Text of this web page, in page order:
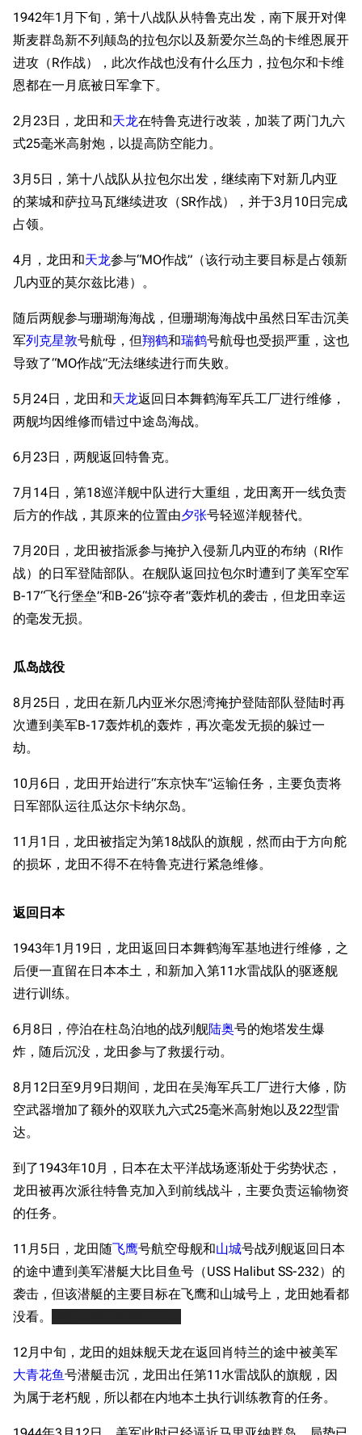
1942年1月下旬，第十八战队从特鲁克出发，南下展开对俾
斯麦群岛新不列颠岛的拉包尔以及新爱尔兰岛的卡维恩展开
进攻（R作战），此次作战也没有什么压力，拉包尔和卡维
恩都在一月底被日军拿下。
2月23日，龙田和天龙在特鲁克进行改装，加装了两门九六
式25毫米高射炮，以提高防空能力。
3月5日，第十八战队从拉包尔出发，继续南下对新几内亚
的莱城和萨拉马瓦继续进攻（SR作战），并于3月10日完成
占领。
4月，龙田和天龙参与“MO作战”（该行动主要目标是占领新
几内亚的莫尔兹比港）。
随后两舰参与珊瑚海海战，但珊瑚海海战中虽然日军击沉美
军列克星敦号航母，但翔鹤和瑞鹤号航母也受损严重，这也
导致了“MO作战”无法继续进行而失败。
5月24日，龙田和天龙返回日本舞鹤海军兵工厂进行维修，
两舰均因维修而错过中途岛海战。
6月23日，两舰返回特鲁克。
7月14日，第18巡洋舰中队进行大重组，龙田离开一线负责
后方的作战，其原来的位置由夕张号轻巡洋舰替代。
7月20日，龙田被指派参与掩护入侵新几内亚的布纳（RI作
战）的日军登陆部队。在舰队返回拉包尔时遭到了美军空军
B-17“飞行堡垒”和B-26“掠夺者”轰炸机的袭击，但龙田幸运
的毫发无损。
瓜岛战役
8月25日，龙田在新几内亚米尔恩湾掩护登陆部队登陆时再
次遭到美军B-17轰炸机的轰炸，再次毫发无损的躲过一
劫。
10月6日，龙田开始进行“东京快车”运输任务，主要负责将
日军部队运往瓜达尔卡纳尔岛。
11月1日，龙田被指定为第18战队的旗舰，然而由于方向舵
的损坏，龙田不得不在特鲁克进行紧急维修。
返回日本
1943年1月19日，龙田返回日本舞鹤海军基地进行维修，之
后便一直留在日本本土，和新加入第11水雷战队的驱逐舰
进行训练。
6月8日，停泊在柱岛泊地的战列舰陆奥号的炮塔发生爆
炸，随后沉没，龙田参与了救援行动。
8月12日至9月9日期间，龙田在吴海军兵工厂进行大修，防
空武器增加了额外的双联九六式25毫米高射炮以及22型雷
达。
到了1943年10月，日本在太平洋战场逐渐处于劣势状态，
龙田被再次派往特鲁克加入到前线战斗，主要负责运输物资
的任务。
11月5日，龙田随飞鹰号航空母舰和山城号战列舰返回日本
的途中遭到美军潜艇大比目鱼号（USS Halibut SS-232）的
袭击，但该潜艇的主要目标在飞鹰和山城号上，龙田她看都
没看。
12月中旬，龙田的姐妹舰天龙在返回肖特兰的途中被美军
大青花鱼号潜艇击沉，龙田出任第11水雷战队的旗舰，因
为属于老朽舰，所以都在内地本土执行训练教育的任务。